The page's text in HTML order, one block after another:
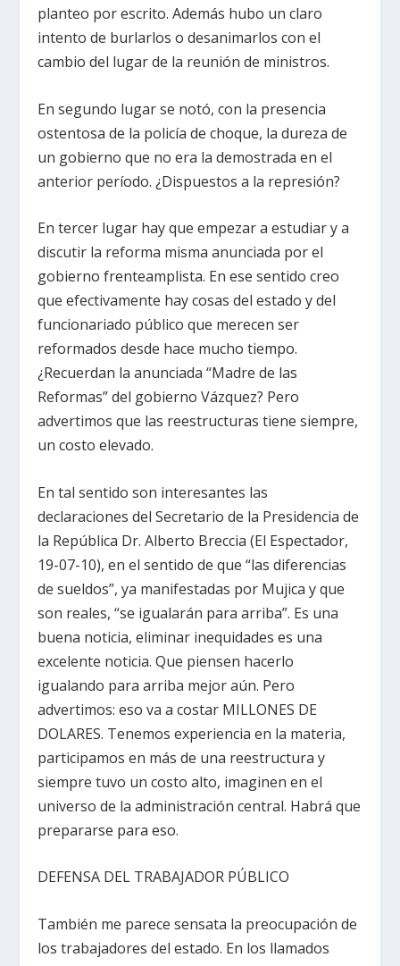
planteo por escrito. Además hubo un claro
intento de burlarlos o desanimarlos con el
cambio del lugar de la reunión de ministros.
En segundo lugar se notó, con la presencia
ostentosa de la policía de choque, la dureza de
un gobierno que no era la demostrada en el
anterior período. ¿Dispuestos a la represión?
En tercer lugar hay que empezar a estudiar y a
discutir la reforma misma anunciada por el
gobierno frenteamplista. En ese sentido creo
que efectivamente hay cosas del estado y del
funcionariado público que merecen ser
reformados desde hace mucho tiempo.
¿Recuerdan la anunciada “Madre de las
Reformas” del gobierno Vázquez? Pero
advertimos que las reestructuras tiene siempre,
un costo elevado.
En tal sentido son interesantes las
declaraciones del Secretario de la Presidencia de
la República Dr. Alberto Breccia (El Espectador,
19-07-10), en el sentido de que “las diferencias
de sueldos”, ya manifestadas por Mujica y que
son reales, “se igualarán para arriba”. Es una
buena noticia, eliminar inequidades es una
excelente noticia. Que piensen hacerlo
igualando para arriba mejor aún. Pero
advertimos: eso va a costar MILLONES DE
DOLARES. Tenemos experiencia en la materia,
participamos en más de una reestructura y
siempre tuvo un costo alto, imaginen en el
universo de la administración central. Habrá que
prepararse para eso.
DEFENSA DEL TRABAJADOR PÚBLICO
También me parece sensata la preocupación de
los trabajadores del estado. En los llamados